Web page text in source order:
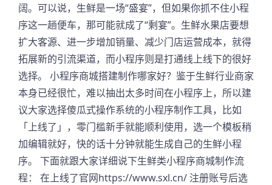
阔。可以说，生鲜是一场“盛宴”，但如果你抓不住小程
序这一趟便车，那可能就成了“剩宴”。生鲜水果店要想
扩大客源、进一步增加销量、减少门店运营成本，就得
拓展新的引流渠道，而小程序则是打通线上线下的很好
选择。 小程序商城搭建制作哪家好？鉴于生鲜行业商家
本身已经很忙，难以抽出太多时间在小程序上，所以建
议大家选择傻瓜式操作系统的小程序制作工具，比如
「上线了」，零门槛新手就能顺利使用，选一个模板稍
加编辑就好，快的话十分钟就能生成自己的生鲜小程
序。 下面就跟大家详细说下生鲜类小程序商城制作流
程： 在上线了官网https://www.sxl.cn/ 注册账号后选